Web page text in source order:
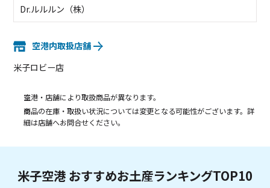
Dr.ルルルン（株）
空港内取扱店舗
米子ロビー店
空港・店舗により取扱商品が異なります。
商品の在庫・取扱い状況については変更となる可能性がございます。詳
細は店舗へお問合せください。
米子空港 おすすめお土産ランキングTOP10